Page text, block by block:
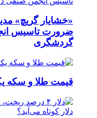
«خشایار گریچ»
ضرورت تاسیس
گردشگری
قیمت طلا و سکه یکشنبه 18